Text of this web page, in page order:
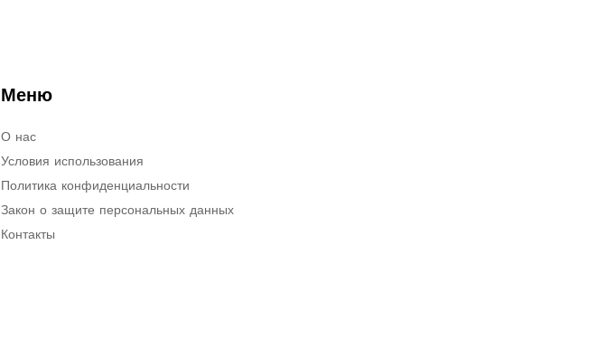
Меню
О нас
Условия использования
Политика конфиденциальности
Закон о защите персональных данных
Контакты